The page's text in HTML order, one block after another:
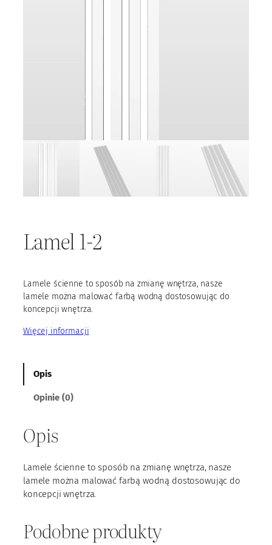
Lamel 1-2
Lamele ścienne to sposób na zmianę wnętrza, nasze
lamele można malować farbą wodną dostosowując do
koncepcji wnętrza.
Więcej informacji
Opis
Opinie (0)
Opis
Lamele ścienne to sposób na zmianę wnętrza, nasze
lamele można malować farbą wodną dostosowując do
koncepcji wnętrza.
Podobne produkty